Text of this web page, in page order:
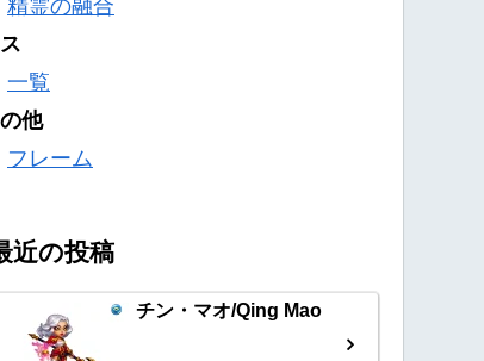
精霊の融合
一覧
他
フレーム
近の投稿
チン・マオ/Qing Mao